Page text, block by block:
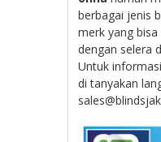
berbagai jenis
merk yang
dengan selera
Untuk
di tanyakan